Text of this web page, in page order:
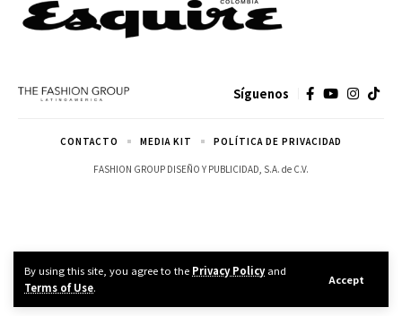
By using this site, you agree to the Privacy Policyand
Terms of Use.
Accept
Síguenos
FASHION GROUP DISEÑO Y PUBLICIDAD, S.A. de C.V.
CONTACTO MEDIA KIT POLÍTICA DE PRIVACIDAD